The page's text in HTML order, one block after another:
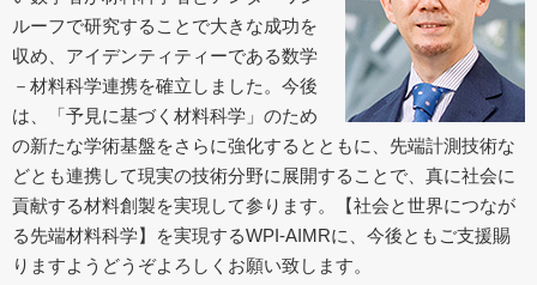
ルーフで研究することで大きな成功を
収め、アイデンティティーである数学
－材料科学連携を確立しました。今後
は、「予見に基づく材料科学」のため
の新たな学術基盤をさらに強化するとともに、先端計測技術な
どとも連携して現実の技術分野に展開することで、真に社会に
貢献する材料創製を実現して参ります。【社会と世界につなが
る先端材料科学】を実現するWPI-AIMRに、今後ともご支援賜
りますようどうぞよろしくお願い致します。